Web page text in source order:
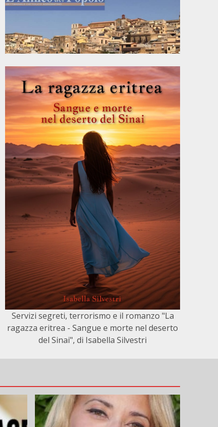
Servizi segreti, terrorismo e il romanzo "La
ragazza eritrea - Sangue e morte nel deserto
del Sinai", di Isabella Silvestri